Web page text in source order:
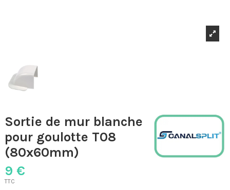
Sortie de mur blanche
pour goulotte T08
(80x60mm)
9 €
TTC